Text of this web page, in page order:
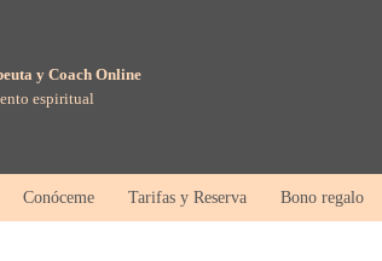
y Coach Online
espiritual
Conóceme Tarifas y Reserva Bono regalo